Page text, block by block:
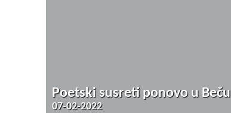
Poetski susreti ponovo u Beču
07-02-2022